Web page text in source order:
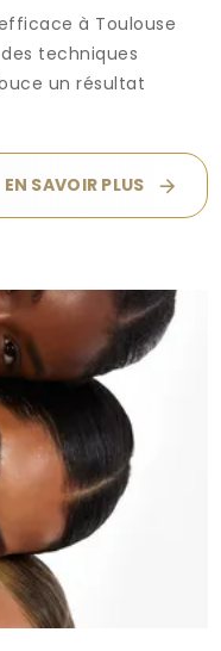
à Toulouse
techniques
un résultat
EN SAVOIR PLUS